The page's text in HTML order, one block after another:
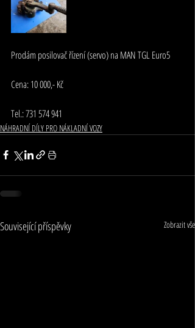
Prodám posilovač řízení (servo) na MAN TGL Euro5
Cena: 10 000,- Kč
Tel.: 731 574 941
NÁHRADNÍ DÍLY PRO NÁKLADNÍ VOZY
Související příspěvky Zobrazit vše